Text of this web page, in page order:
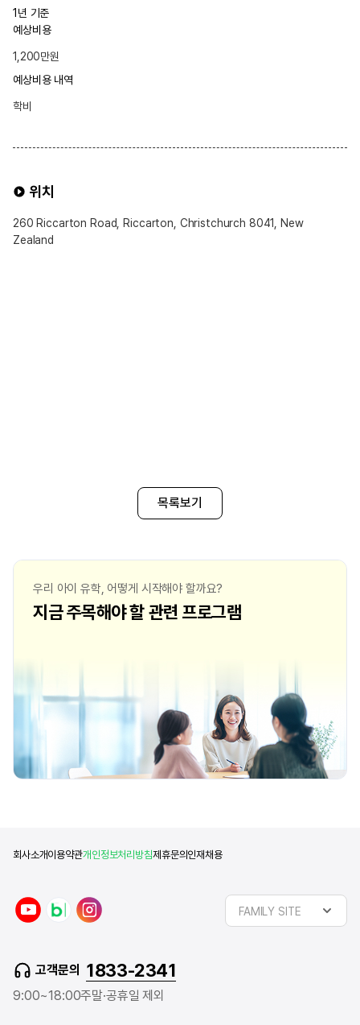
1년 기준
예상비용
1,200만원
예상비용 내역
학비
위치
260 Riccarton Road, Riccarton, Christchurch 8041, New
Zealand
목록보기
우리 아이 유학, 어떻게 시작해야 할까요?
지금 주목해야 할 관련 프로그램
회사소개이용약관개인정보처리방침제휴문의 인재채용
u
n
a
r
l
a
FAMILY SITE
고객문의 1833-2341
9:00~18:00주말·공휴일 제외